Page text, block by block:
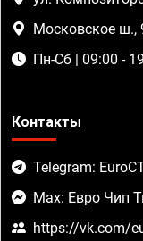
Московское
Пн-Сб | 09:00 -
Контакты
Telegram:
Max: Евро Чип
https://vk.com/